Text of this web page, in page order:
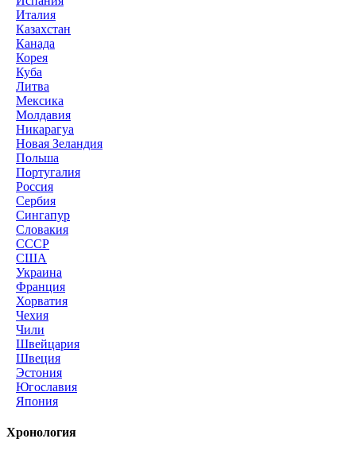
Италия
Казахстан
Канада
Корея
Куба
Литва
Мексика
Молдавия
Никарагуа
Новая Зеландия
Польша
Португалия
Россия
Сербия
Сингапур
Словакия
СССР
США
Украина
Франция
Хорватия
Чехия
Чили
Швейцария
Швеция
Эстония
Югославия
Япония
Хронология